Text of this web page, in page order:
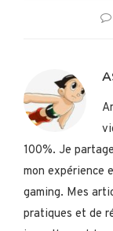
100%. Je
mon expérience
gaming. Mes
pratiques et de